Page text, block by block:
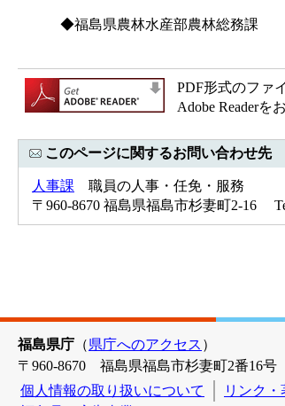
◆福島県農林水産部農林総務
電話
PDF形式のファ
Adobe Readerを
このページに関するお問い合わせ先
人事課 職員の人事・任免・服務
〒960-8670 福島県福島市杉妻町2-16
福島県庁 （県庁へのアクセス ）
〒960-8670 福島県福島市杉妻町2番16号
個人情報の取り扱いについて
リンク